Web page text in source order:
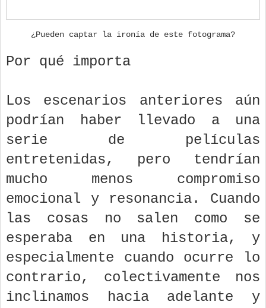
¿Pueden captar la ironía de este fotograma?
Por qué importa
Los escenarios anteriores aún
podrían haber llevado a una
serie de películas
entretenidas, pero tendrían
mucho menos compromiso
emocional y resonancia. Cuando
las cosas no salen como se
esperaba en una historia, y
especialmente cuando ocurre lo
contrario, colectivamente nos
inclinamos hacia adelante y